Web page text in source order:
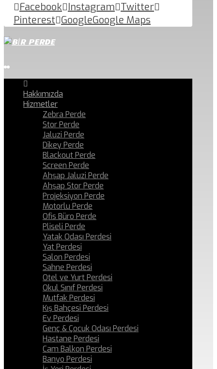
Facebook Instagram Twitter
Pinterest GoogleGoogle Maps
Hakkımızda
Hizmetler
Zebra Perde
Stor Perde
Jaluzi Perde
Dikey Perde
Blackout Perde
Screen Perde
Ahşap Jaluzi Perde
Ahşap Stor Perde
Projeksiyon Perde
Motorlu Perde
Ofis Büro Perde
Pliseli Perde
Yatak Odası Perdesi
Yat Perdesi
Salon Perdesi
Sahne Perdesi
Otel ve Yurt Perdesi
Okul Sınıf Perdesi
Mutfak Perdesi
Kış Bahçesi Perdesi
Ev Perdesi
Genç & Çocuk Odası Perdesi
Hastane Perdesi
Cam Balkon Perdesi
Banyo Perdesi